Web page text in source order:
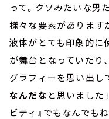
って。クソみたいな男
様々な要素があります
液体がとても印象的に
が舞台となっていたり
グラフィーを思い出し
なんだな と思いました
ビティ』でもなんでも